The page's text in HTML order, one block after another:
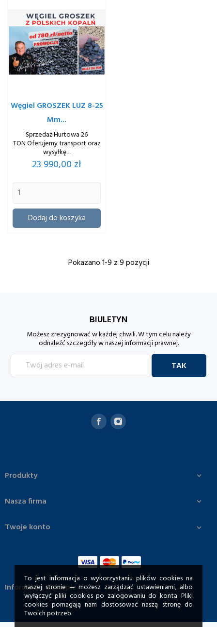
Węgiel GROSZEK LUZ 8-25
Mm...
Sprzedaż Hurtowa 26
TON Oferujemy transport oraz
wysyłkę....
Cena
23 990,00 zł
Dodaj do koszyka
Pokazano 1-9 z 9 pozycji
BIULETYN
Możesz zrezygnować w każdej chwili. W tym celu należy
odnaleźć szczegóły w naszej informacji prawnej.
Produkty 
Nasza firma 
Twoje konto 
To jest informacja o wykorzystaniu plików cookies na
naszej stronie — możesz zarządzać ustawieniami, albo
wyłączyć pliki cookies po zalogowaniu do konta. Pliki
cookies pomagają nam dostosować naszą stronę do
Twoich potrzeb.
Informacja o sklepie